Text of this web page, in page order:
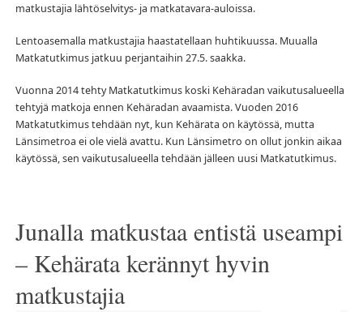
matkustajia lähtöselvitys- ja matkatavara-auloissa.
Lentoasemalla matkustajia haastatellaan huhtikuussa. Muualla
Matkatutkimus jatkuu perjantaihin 27.5. saakka.
Vuonna 2014 tehty Matkatutkimus koski Kehäradan vaikutusalueella
tehtyjä matkoja ennen Kehäradan avaamista. Vuoden 2016
Matkatutkimus tehdään nyt, kun Kehärata on käytössä, mutta
Länsimetroa ei ole vielä avattu. Kun Länsimetro on ollut jonkin aikaa
käytössä, sen vaikutusalueella tehdään jälleen uusi Matkatutkimus.
Junalla matkustaa entistä useampi
– Kehärata kerännyt hyvin
matkustajia